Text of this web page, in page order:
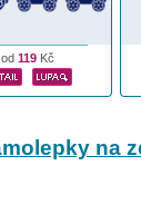
od 119Kč
na